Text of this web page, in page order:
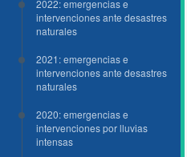
2022: emergencias e
intervenciones ante desastres
naturales
2021: emergencias e
intervenciones ante desastres
naturales
2020: emergencias e
intervenciones por lluvias
intensas